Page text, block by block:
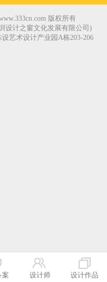
版权所有
设计之窗文化发展有限公司)
艺术设计产业园A栋203-206
案 设计师 设计作品